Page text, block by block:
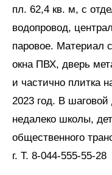
пл. 62,4 кв. м, с
водопровод,
паровое. Материал
окна ПВХ, дверь
и частично плитка
2023 год. В шаговой
недалеко школы,
общественного
г. Т. 8-044-555-55-28